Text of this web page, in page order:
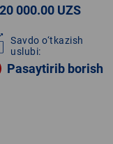
000.00 UZS
Savdo o‘tkazish
uslubi:
Pasaytirib borish